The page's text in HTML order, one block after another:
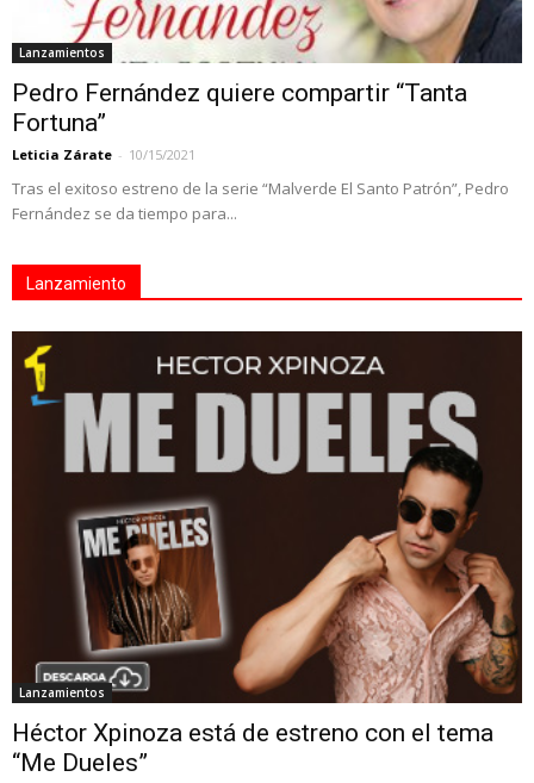
Lanzamientos
Pedro Fernández quiere compartir “Tanta
Fortuna”
Leticia Zárate - 10/15/2021
Tras el exitoso estreno de la serie “Malverde El Santo Patrón”, Pedro
Fernández se da tiempo para...
Lanzamiento
Lanzamientos
Héctor Xpinoza está de estreno con el tema
“Me Dueles”